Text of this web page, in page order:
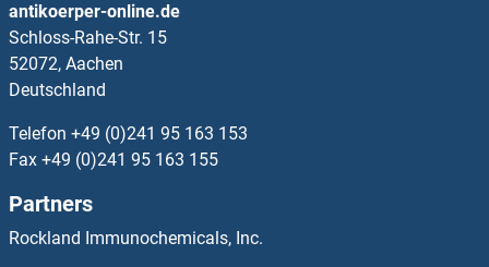
PLAP ELISA Kits
Plasmin ELISA Kits
PLAT ELISA Kits
Platelet activating factor ELISA Kits
antikoerper-online.de
Schloss-Rahe-Str. 15
52072, Aachen
Deutschland
Telefon +49 (0)241 95 163 153
Fax +49 (0)241 95 163 155
Partners
Rockland Immunochemicals, Inc.